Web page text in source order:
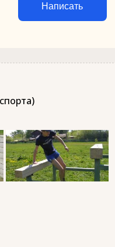
Написать